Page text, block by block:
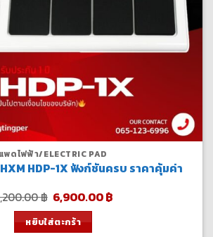
แพดไฟฟ้า/ELECTRIC PAD
HDP-1X ฟังก์ชันครบ ราคาคุ้มค่า
฿ Original
price
was:
9,200.00 ฿.
6,900.00฿Current
หยิบใส่ตะกร้า